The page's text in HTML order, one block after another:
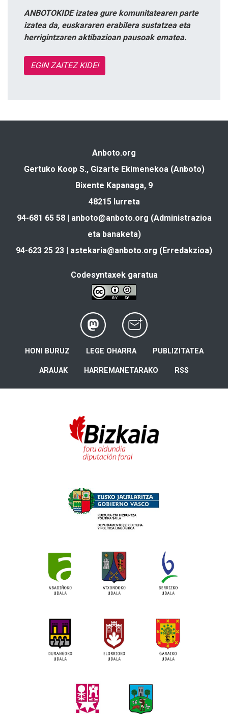
ANBOTOKIDE izatea gure komunitatearen parte
izatea da, euskararen erabilera sustatzea eta
herrigintzaren aktibazioan pausoak ematea.
EGIN ZAITEZ KIDE!
Anboto.org
Gertuko Koop S., Gizarte Ekimenekoa (Anboto)
Bixente Kapanaga, 9
48215 Iurreta
94-681 65 58 | anboto@anboto.org (Administrazioa
eta banaketa)
94-623 25 23 | astekaria@anboto.org (Erredakzioa)
Codesyntaxek garatua
HONI BURUZ LEGE OHARRA PUBLIZITATEA
ARAUAK HARREMANETARAKO RSS